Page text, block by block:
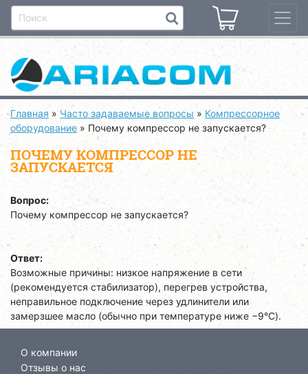
Главная » Часто задаваемые вопросы » Компрессорное
оборудование » Почему компрессор не запускается?
ПОЧЕМУ КОМПРЕССОР НЕ
ЗАПУСКАЕТСЯ
Вопрос:
Почему компрессор не запускается?
Ответ:
Возможные причины: низкое напряжение в сети
(рекомендуется стабилизатор), перегрев устройства,
неправильное подключение через удлинители или
замерзшее масло (обычно при температуре ниже −9°C).
О компании
Отзывы о нас